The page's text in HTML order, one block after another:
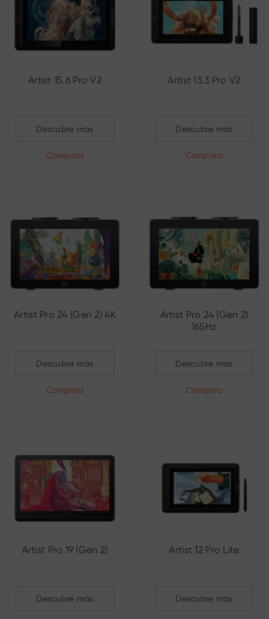
Artist 15.6 Pro V2
Descubre más
Compara
Artist 13.3 Pro V2
Descubre más
Compara
Artist Pro 24 (Gen 2) 4K
Descubre más
Compara
Artist Pro 24 (Gen 2)
165Hz
Descubre más
Compara
Artist Pro 19 (Gen 2)
Descubre más
Artist 12 Pro Lite
Descubre más